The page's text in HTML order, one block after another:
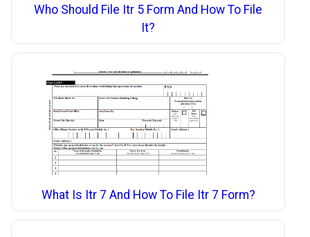
Who Should File Itr 5 Form And How To File
It?
What Is Itr 7 And How To File Itr 7 Form?